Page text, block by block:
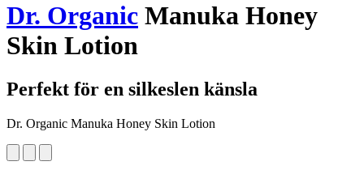
Dr. Organic Manuka Honey
Skin Lotion
Perfekt för en silkeslen känsla
Dr. Organic Manuka Honey Skin Lotion